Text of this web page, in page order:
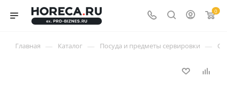
0
Главная — Каталог — Посуда и предметы сервировки —